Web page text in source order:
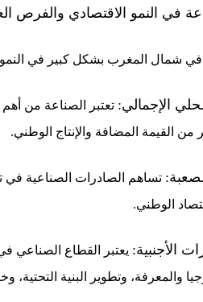
في النمو الاقتصادي والفرص
شمال المغرب بشكل كبير في
الإجمالي: تعتبر الصناعة من
من القيمة المضافة والإنتاج الوطني.
تساهم الصادرات الصناعية في
الوطني.
الأجنبية: يعتبر القطاع الصناعي
والمعرفة، وتطوير البنية